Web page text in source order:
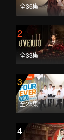
全36集
2
全33集
3
全25集
4